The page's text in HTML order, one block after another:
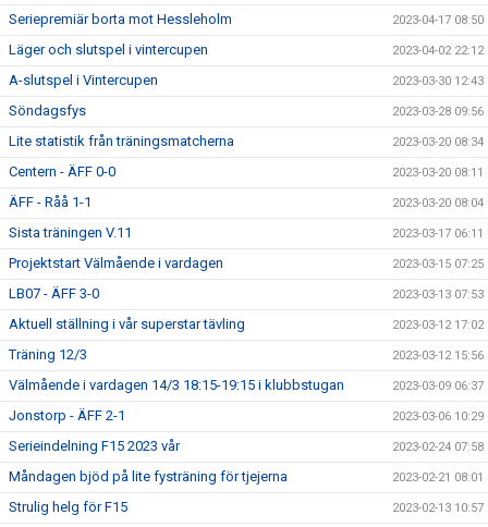
Seriepremiär borta mot Hessleholm 2023-04-17 08:50
Läger och slutspel i vintercupen 2023-04-02 22:12
A-slutspel i Vintercupen 2023-03-30 12:43
Söndagsfys 2023-03-28 09:56
Lite statistik från träningsmatcherna 2023-03-20 08:34
Centern - ÄFF 0-0 2023-03-20 08:11
ÄFF - Råå 1-1 2023-03-20 08:04
Sista träningen V.11 2023-03-17 06:11
Projektstart Välmående i vardagen 2023-03-15 07:25
LB07 - ÄFF 3-0 2023-03-13 07:53
Aktuell ställning i vår superstar tävling 2023-03-12 17:02
Träning 12/3 2023-03-12 15:56
Välmående i vardagen 14/3 18:15-19:15 i klubbstugan 2023-03-09 06:37
Jonstorp - ÄFF 2-1 2023-03-06 10:29
Serieindelning F15 2023 vår 2023-02-24 07:58
Måndagen bjöd på lite fysträning för tjejerna 2023-02-21 08:01
Strulig helg för F15 2023-02-13 10:57